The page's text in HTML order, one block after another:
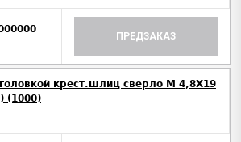
ПРЕДЗАКАЗ
крест.шлиц сверло М 4,8Х19
(1000)